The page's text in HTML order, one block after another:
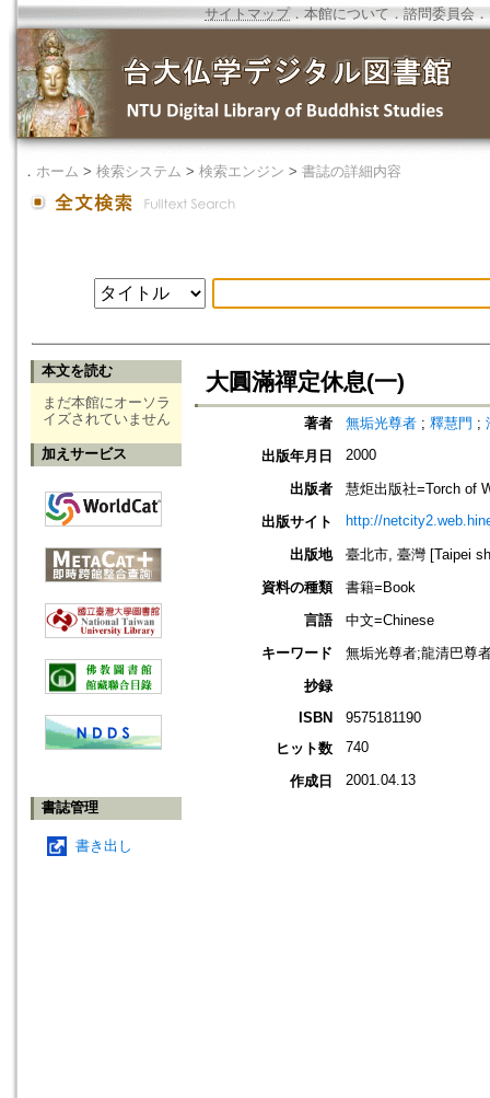
サイトマップ．本館について ． 諮問委員会 ．
． ホーム > 検索システム > 検索エンジン > 書誌の詳細内容
本文を読む
まだ本館にオーソラ
イズされていません
加えサービス
書誌管理
書き出し
大圓滿禪定休息(一)
著者 無垢光尊者 ; 釋慧門 ;
出版年月日
2000
出版者
慧炬出版社=Torch of
出版サイト
http://
出版地
臺北市, 臺灣 [Taipei
資料の種類
書籍=Book
言語
中文=Chinese
キーワード
無垢光尊者;龍清巴尊
抄録
ISBN
9575181190
ヒット数
740
作成日 2001.04.13